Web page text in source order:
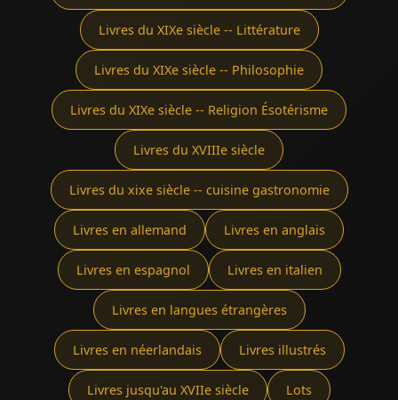
Livres du XIXe siècle -- Littérature
Livres du XIXe siècle -- Philosophie
Livres du XIXe siècle -- Religion Ésotérisme
Livres du XVIIIe siècle
Livres du xixe siècle -- cuisine gastronomie
Livres en allemand Livres en anglais
Livres en espagnol Livres en italien
Livres en langues étrangères
Livres en néerlandais Livres illustrés
Livres jusqu'au XVIIe siècle Lots